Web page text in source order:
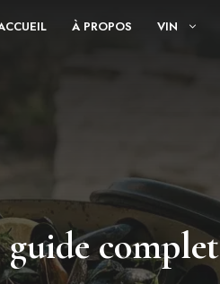
À PROPOS VIN
complet